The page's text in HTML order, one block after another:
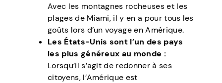
Avec les montagnes rocheuses et les
plages de Miami, il y en a pour tous les
goûts lors d’un voyage en Amérique.
Les États-Unis sont l’un des pays
les plus généreux au monde :
Lorsqu’il s’agit de redonner à ses
citoyens, l’Amérique est